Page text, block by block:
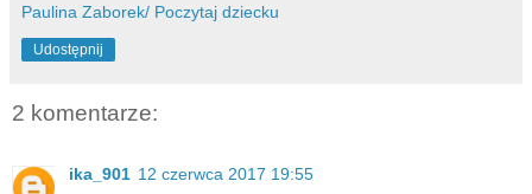
Paulina Zaborek/ Poczytaj dziecku
Udostępnij
2 komentarze:
ika_901 12 czerwca 2017 19:55